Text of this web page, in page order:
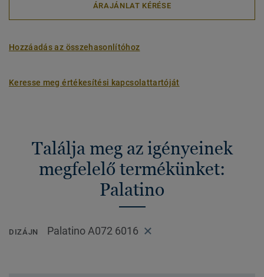
ÁRAJÁNLAT KÉRÉSE
Hozzáadás az összehasonlítóhoz
Keresse meg értékesítési kapcsolattartóját
Találja meg az igényeinek
megfelelő termékünket:
Palatino
DIZÁJN Palatino A072 6016